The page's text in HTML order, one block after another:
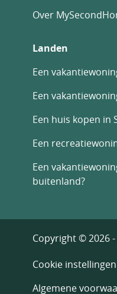
Over
Landen
Een
Een
Een huis kopen in
Een
Een
buitenland?
Copyright © 2026
Cookie instellingen
Algemene